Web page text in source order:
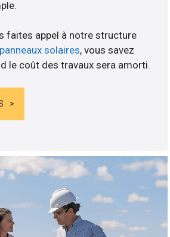
faites appel à notre structure
panneaux solaires, vous savez
le coût des travaux sera amorti.